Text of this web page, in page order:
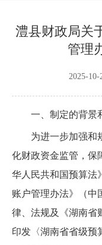
澧县财政局关
管理
2025-10-
一、制定的背景
为进一步加强和
化财政资金监管，保
华人民共和国预算法
账户管理办法》（中
律、法规及《湖南省
印发〈湖南省省级预